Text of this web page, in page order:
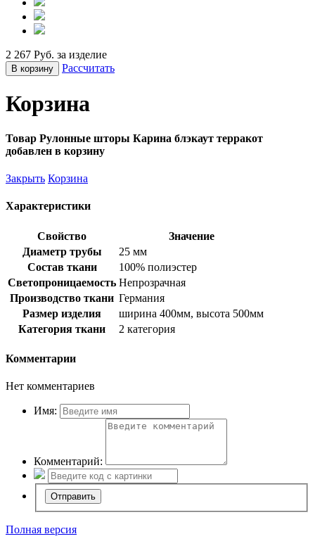
2 267 Руб. за изделие
В корзину Рассчитать
Корзина
Товар Рулонные шторы Карина блэкаут терракот
добавлен в корзину
Закрыть Корзина
Характеристики
Свойство
Значение
Диаметр трубы
25 мм
Состав ткани
100% полиэстер
Светопроницаемость Непрозрачная
Производство ткани Германия
Размер изделия
ширина 400мм, высота 500мм
Категория ткани
2 категория
Комментарии
Нет комментариев
Имя:
Комментарий:
Полная версия